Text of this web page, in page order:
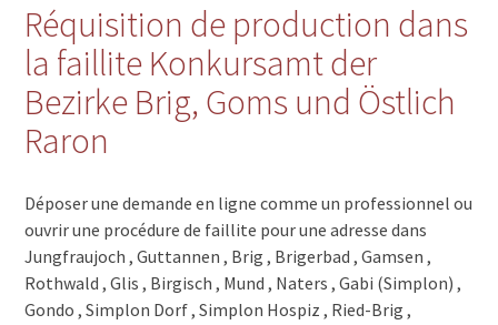
Réquisition de production dans
la faillite Konkursamt der
Bezirke Brig, Goms und Östlich
Raron
Déposer une demande en ligne comme un professionnel ou
ouvrir une procédure de faillite pour une adresse dans
Jungfraujoch , Guttannen , Brig , Brigerbad , Gamsen ,
Rothwald , Glis , Birgisch , Mund , Naters , Gabi (Simplon) ,
Gondo , Simplon Dorf , Simplon Hospiz , Ried-Brig ,